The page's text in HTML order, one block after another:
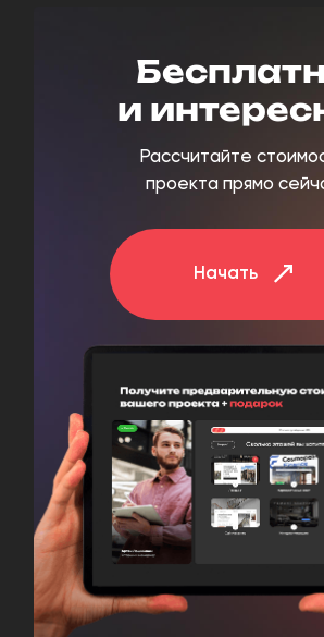
и
Рассчитайте
проекта прямо
Начать